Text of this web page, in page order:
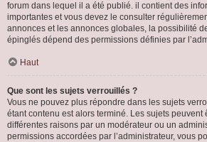
forum dans lequel il a été publié. il contient des
importantes et vous devez le consulter
annonces et les annonces globales, la possibilité
épinglés dépend des permissions définies par
Haut
Que sont les sujets verrouillés ?
Vous ne pouvez plus répondre dans les sujets
étant contenu est alors terminé. Les sujets peuvent
différentes raisons par un modérateur ou un
permissions accordées par l’administrateur, vous